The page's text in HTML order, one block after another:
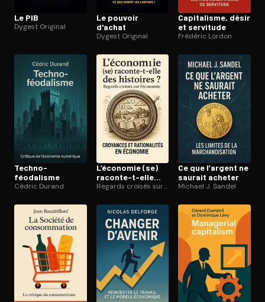
Le PIB
Dygest Original
Le pouvoir
d'achat
Dygest Original
Capitalisme, désir
et servitude
Frédéric Lordon
Techno-
féodalisme
Cédric Durand
L’économie (se)
raconte-t-elle
des histoires ?
Regards croisés sur l’économie
Ce que l’argent ne
saurait acheter
Michael J. Sandel